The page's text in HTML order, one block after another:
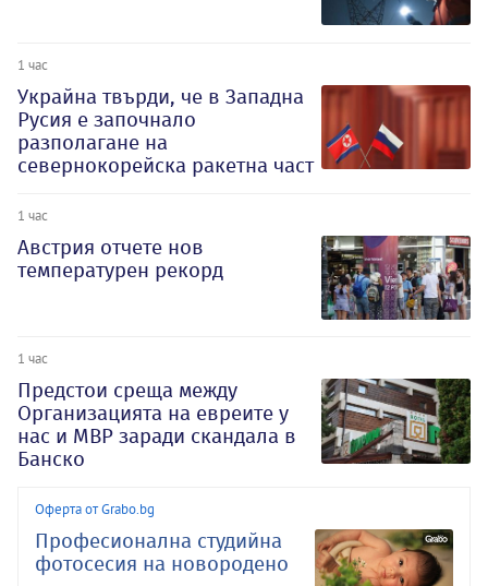
1 час
Украйна твърди, че в Западна
Русия е започнало
разполагане на
севернокорейска ракетна част
1 час
Австрия отчете нов
температурен рекорд
1 час
Предстои среща между
Организацията на евреите у
нас и МВР заради скандала в
Банско
Оферта от Grabo.bg
Професионална студийна
фотосесия на новородено